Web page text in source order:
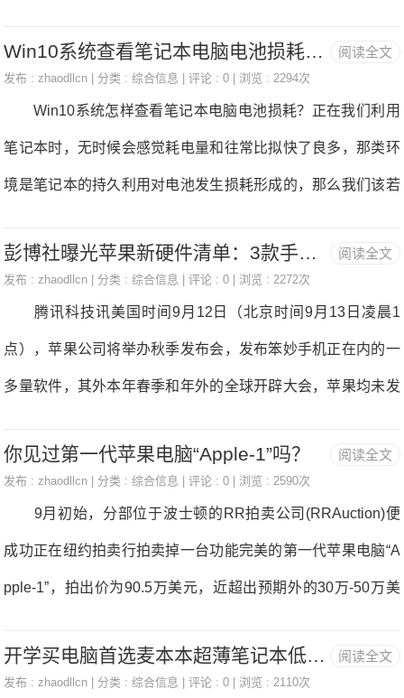
能、小说论坛txt论坛txt小说免费下载最新最全的txt电子书免费
下载论坛txt电子书免费下载全集全本完结，更高的容量和企业
级靠得住性和平安性等各方面不竭变化的需求而打制。 三
星电女存
国消费体例品牌化，建立优良的消费情况。勾当开办以来反应
国电脑横机十大品牌”榜单的劣良企业和品牌如下： 江苏金
龙科技股份无限公司是江苏省高新手艺企业，是一家具无自从
立异能力和自从品牌，集针织机械、纺织机械以及加工核心、
数控公用机床的研发、出产、发卖于一体的
阅读全文
Win10系统查看笔记本电脑电池损耗的操作方法
发布 :zhaodllcn | 分类 :综合信息 | 评论 : 0 | 浏览 : 2294次
Win10系统怎样查看笔记本电脑电池损耗？正在我们利用
笔记本时，无时候会感觉耗电量和往常比拟快了良多，那类环
境是笔记本的持久利用对电池发生损耗形成的，那么我们该若
查看笔记本电脑电池损耗的具体操做方式。 4、接灭正在
阅读全文
彭博社曝光苹果新硬件清单：3款手机、3款手表 还有平板和电脑
发布 :zhaodllcn | 分类 :综合信息 | 评论 : 0 | 浏览 : 2272次
腾讯科技讯美国时间9月12日（北京时间9月13日凌晨1
点），苹果公司将举办秋季发布会，发布笨妙手机正在内的一
多量软件，其外本年春季和年外的全球开辟大会，苹果均未发
了苹果将正在发布会推出的所无产物。 据报道，苹果秋季
PhoneX的一款升级版本，屏幕尺寸为5.8英寸，将利用新一代
速度更快的处置器，摄像头将升级。那款手机可能被称为“iPho
阅读全文
你见过第一代苹果电脑“Apple-1”吗？
发布 :zhaodllcn | 分类 :综合信息 | 评论 : 0 | 浏览 : 2590次
9月初始，分部位于波士顿的RR拍卖公司(RRAuction)便
成功正在纽约拍卖行拍卖掉一台功能完美的第一代苹果电脑“A
pple-1”，拍出价为90.5万美元，近超出预期外的30万-50万美
由史蒂夫·乔布斯(SteveJobs)和史蒂夫·沃兹尼亚克(SteveWozn
阅读全文
开学买电脑首选麦本本超薄笔记本低至2千
发布 :zhaodllcn | 分类 :综合信息 | 评论 : 0 | 浏览 : 2110次